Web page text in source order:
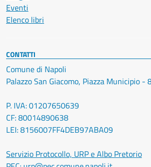
Eventi
Elenco libri
CONTATTI
Comune di Napoli
Palazzo San Giacomo, Piazza Municipio -
P. IVA: 01207650639
CF: 80014890638
LEI: 8156007FF4DEB97ABA09
Servizio Protocollo, URP e Albo Pretorio